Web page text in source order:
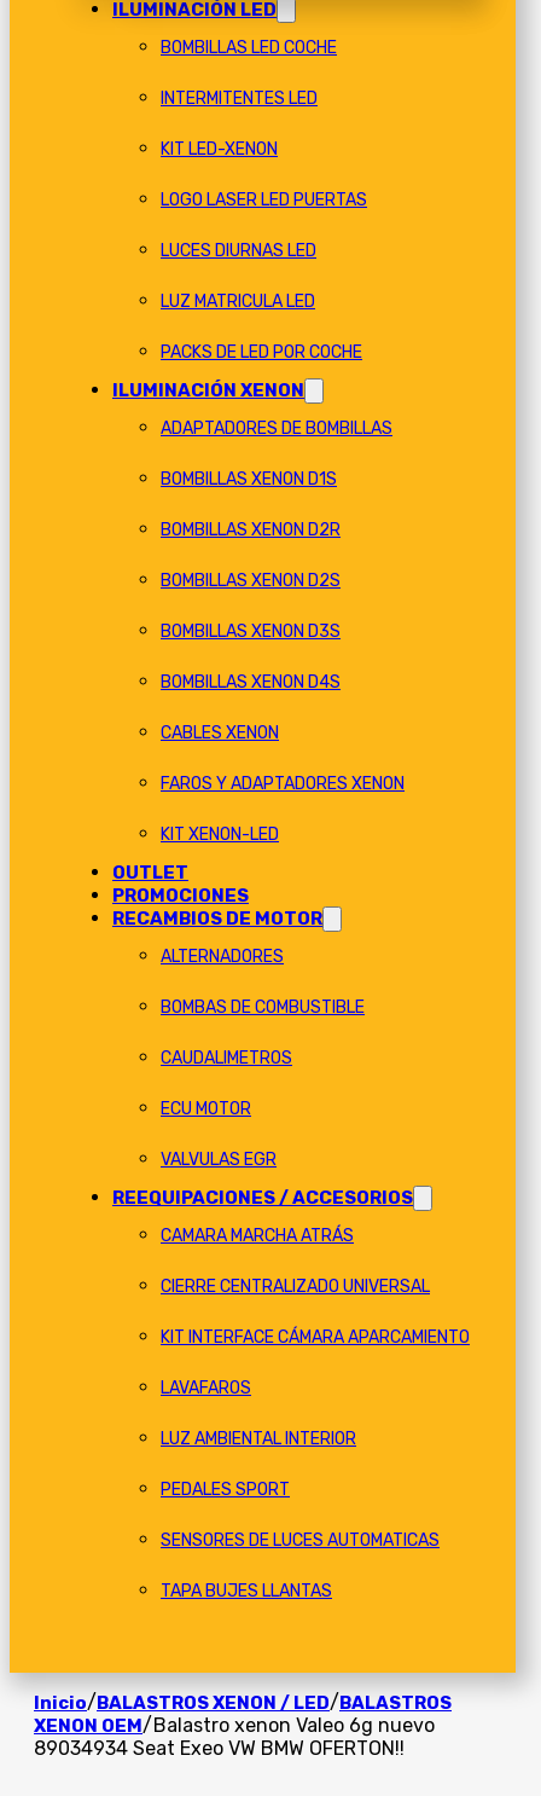
ILUMINACIÓN LED
BOMBILLAS LED COCHE
INTERMITENTES LED
KIT LED-XENON
LOGO LASER LED PUERTAS
LUCES DIURNAS LED
LUZ MATRICULA LED
PACKS DE LED POR COCHE
ILUMINACIÓN XENON
ADAPTADORES DE BOMBILLAS
BOMBILLAS XENON D1S
BOMBILLAS XENON D2R
BOMBILLAS XENON D2S
BOMBILLAS XENON D3S
BOMBILLAS XENON D4S
CABLES XENON
FAROS Y ADAPTADORES XENON
KIT XENON-LED
OUTLET
PROMOCIONES
RECAMBIOS DE MOTOR
ALTERNADORES
BOMBAS DE COMBUSTIBLE
CAUDALIMETROS
ECU MOTOR
VALVULAS EGR
REEQUIPACIONES / ACCESORIOS
CAMARA MARCHA ATRÁS
CIERRE CENTRALIZADO UNIVERSAL
KIT INTERFACE CÁMARA APARCAMIENTO
LAVAFAROS
LUZ AMBIENTAL INTERIOR
PEDALES SPORT
SENSORES DE LUCES AUTOMATICAS
TAPA BUJES LLANTAS
Inicio/BALASTROS XENON / LED/BALASTROS
XENON OEM/Balastro xenon Valeo 6g nuevo
89034934 Seat Exeo VW BMW OFERTON!!